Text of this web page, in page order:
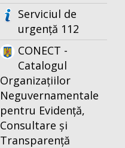
Serviciul de
urgență 112
CONECT -
Catalogul
Organizațiilor
Neguvernamentale
pentru Evidență,
Consultare și
Transparență